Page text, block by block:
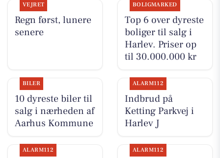
VEJRET
Regn først, lunere
senere
BOLIGMARKED
Top 6 over dyreste
boliger til salg i
Harlev. Priser op
til 30.000.000 kr
BILER
10 dyreste biler til
salg i nærheden af
Aarhus Kommune
ALARM112
Indbrud på
Ketting Parkvej i
Harlev J
ALARM112 ALARM112